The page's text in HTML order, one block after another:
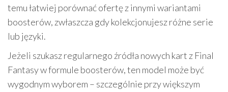
temu łatwiej porównać ofertę z innymi wariantami
boosterów, zwłaszcza gdy kolekcjonujesz różne serie
lub języki.
Jeżeli szukasz regularnego źródła nowych kart z Final
Fantasy w formule boosterów, ten model może być
wygodnym wyborem – szczególnie przy większym